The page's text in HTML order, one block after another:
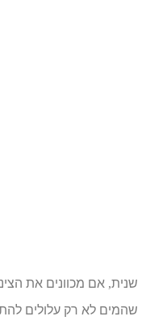
שנית, אם מכוונים את
שהמים לא רק עלולים